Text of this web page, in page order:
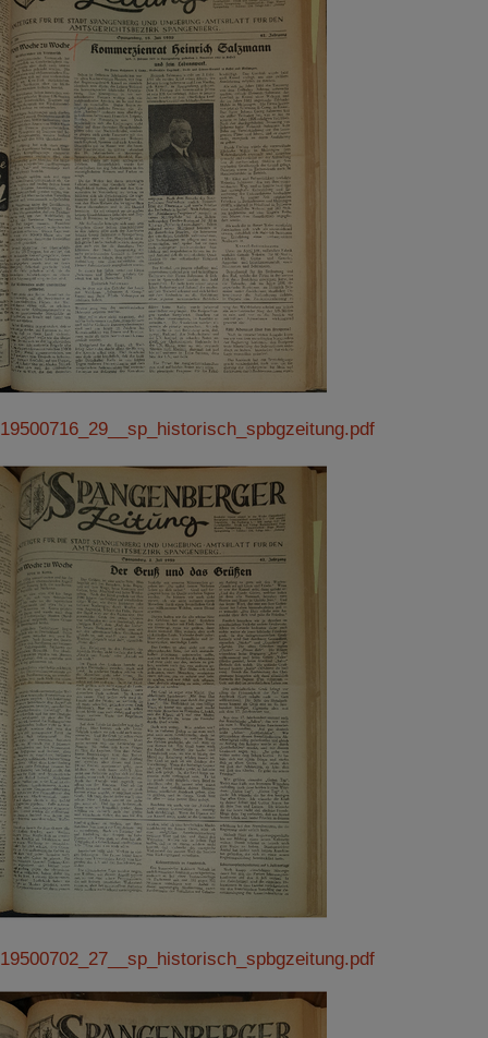
19500716_29__sp_historisch_spbgzeitung.pdf
19500702_27__sp_historisch_spbgzeitung.pdf